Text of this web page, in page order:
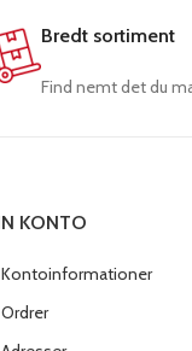
Bredt sortiment
Find nemt det du
KONTO
Kontoinformationer
Ordrer